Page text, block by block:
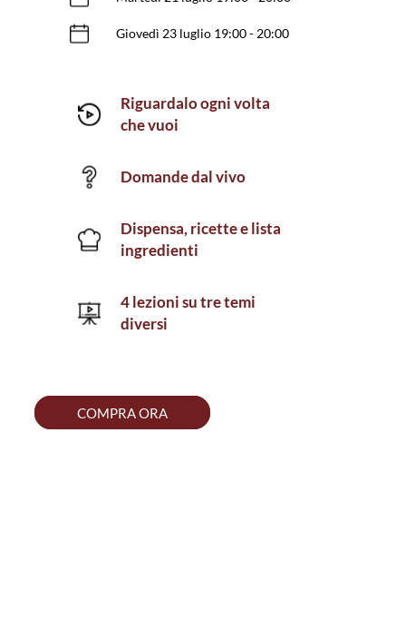
Giovedì 23 luglio 19:00 - 20:00
Riguardalo ogni volta
che vuoi
Domande dal vivo
Dispensa, ricette e lista
ingredienti
4 lezioni su tre temi
diversi
COMPRA ORA